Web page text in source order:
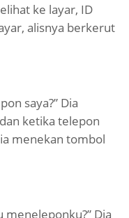
ke layar, ID
alisnya berkerut
saya?” Dia
ketika telepon
menekan tombol
meneleponku?” Dia